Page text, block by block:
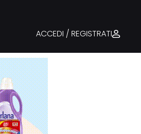
ACCEDI / REGISTRATI